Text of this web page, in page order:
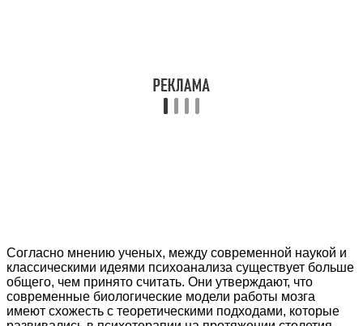
Согласно мнению ученых, между современной наукой и
классическими идеями психоанализа существует больше
общего, чем принято считать. Они утверждают, что
современные биологические модели работы мозга
имеют схожесть с теоретическими подходами, которые